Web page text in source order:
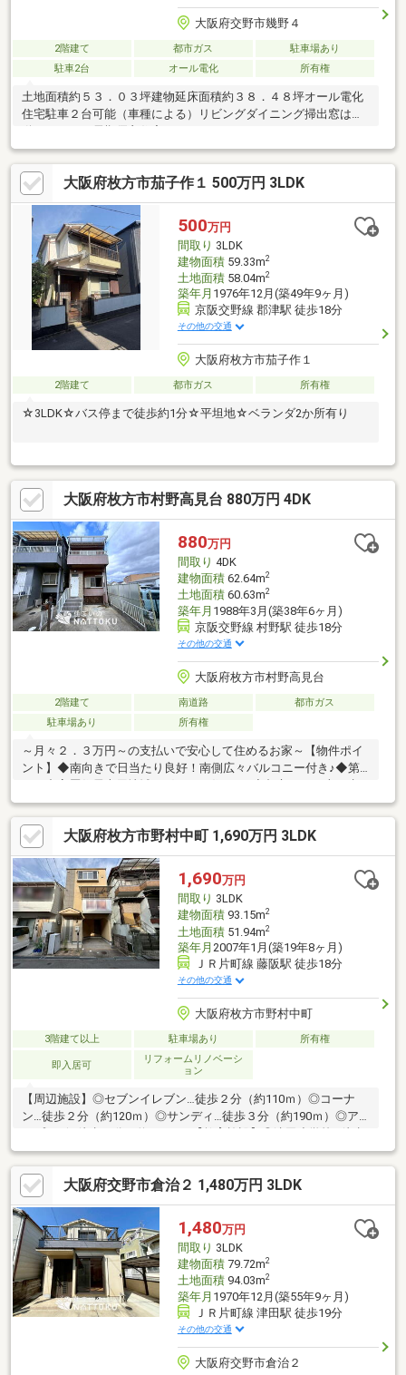
大阪府交野市幾野４
2階建て 都市ガス
駐車場あり
駐車2台
オール電化 所有権
土地面積約５３．０３坪建物延床面積約３８．４８坪オール電化
住宅駐車２台可能（車種による）リビングダイニング掃出窓は電
動シャッター長期優良住宅
大阪府枚方市茄子作１ 500万円 3LDK
500万円
間取り 3LDK
建物面積59.33m2
土地面積58.04m2
築年月 1976年12月(築49年9ヶ月)
京阪交野線 郡津駅 徒歩18分
その他の交通
大阪府枚方市茄子作１
2階建て 都市ガス 所有権
☆3LDK☆バス停まで徒歩約1分☆平坦地☆ベランダ2か所有り
大阪府枚方市村野高見台 880万円 4DK
880万円
間取り 4DK
建物面積62.64m2
土地面積60.63m2
築年月 1988年3月(築38年6ヶ月)
京阪交野線 村野駅 徒歩18分
その他の交通
大阪府枚方市村野高見台
2階建て 南道路
都市ガス
駐車場あり
所有権
～月々２．３万円～の支払いで安心して住めるお家～【物件ポイ
ント】◆南向きで日当たり良好！南側広々バルコニー付き♪◆第
一種中高層住居専用地域で穏やかな住まい♪◆都市ガス・上下水
道完備！収益物件としても♪◆プライベート空間が確保しやすい
４ＤＫ♪【周辺環境】・スーパー 徒歩６分♪・コンビニ 徒歩２
分♪・小学校 徒歩３分♪・周辺施設充実で生活に便利な立地♪◇
スーモに掲載されていない物件情報も多数有！地域密着の担当ス
タッフにお気軽にご相談下さい！◇当社の営業スタッフは住宅ロ
ーンアドバイザーの資格があり、お客様に合わせた資金計画をご
提案致します！ご安心下さい！
大阪府枚方市野村中町 1,690万円 3LDK
1,690万円
間取り 3LDK
建物面積93.15m2
土地面積51.94m2
築年月 2007年1月(築19年8ヶ月)
ＪＲ片町線 藤阪駅 徒歩18分
その他の交通
大阪府枚方市野村中町
3階建て以上 駐車場あり 所有権
即入居可
リフォームリノベーシ
ョン
【周辺施設】◎セブンイレブン…徒歩２分（約110ｍ）◎コーナ
ン…徒歩２分（約120ｍ）◎サンディ…徒歩３分（約190ｍ）◎ア
７分（約500ｍ）◎津田中学校…徒歩７分（約500ｍ）【2026年２
月内装リフォーム済】・洗面台交換・洗濯パン交換・トイレ交
換・畳表替え・障子張り替え・全室クロス張り替え・洗面トイレ
ＣＦ張り替え・コンセントプレート交換・玄関ダウンライト施
工・下駄箱新調・ポスト新調・ハウスクリーニング
大阪府交野市倉治２ 1,480万円 3LDK
1,480万円
間取り 3LDK
建物面積79.72m2
土地面積94.03m2
築年月 1970年12月(築55年9ヶ月)
ＪＲ片町線 津田駅 徒歩19分
その他の交通
大阪府交野市倉治２